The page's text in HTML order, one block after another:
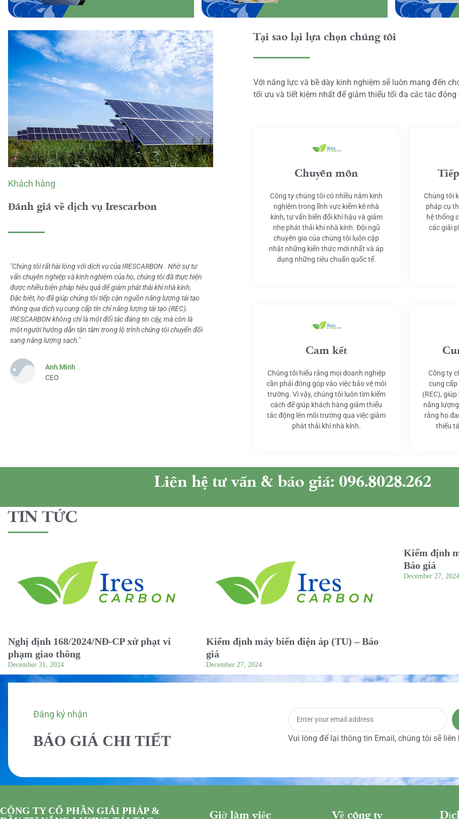
Khách hàng
Đánh giá về dịch vụ Irescarbon
"Chúng tôi rất hài lòng với dịch vụ của IRESCARBON . Nhờ sự tư
vấn chuyên nghiệp và kinh nghiệm của họ, chúng tôi đã thực hiện
được nhiều biện pháp hiệu quả để giảm phát thải khí nhà kính.
Đặc biệt, họ đã giúp chúng tôi tiếp cận nguồn năng lượng tái tạo
thông qua dịch vụ cung cấp tín chỉ năng lượng tái tạo (REC).
IRESCARBON không chỉ là một đối tác đáng tin cậy, mà còn là
một người hướng dẫn tận tâm trong lộ trình chúng tôi chuyển đổi
sang năng lượng sạch."
Anh Minh
CEO
Tại sao lại lựa chọn chúng tôi
Với năng lực và bề dày kinh nghiệm sẽ luôn mang đến
tối ưu và tiết kiệm nhất để giảm thiểu tối đa các tác
Chuyên môn
Công ty chúng tôi có nhiều năm kinh
nghiệm trong lĩnh vực kiểm kê nhà
kính, tư vấn biến đổi khí hậu và giảm
nhẹ phát thải khí nhà kính. Đội ngũ
chuyên gia của chúng tôi luôn cập
nhật những kiến thức mới nhất và áp
dụng những tiêu chuẩn quốc tế.
Chúng tôi
pháp cụ
hệ thống
các giải
Cam kết
Chúng tôi hiểu rằng mọi doanh nghiệp
cần phải đóng góp vào việc bảo vệ môi
trường. Vì vậy, chúng tôi luôn tìm kiếm
cách để giúp khách hàng giảm thiểu
tác động lên môi trường qua việc giảm
phát thải khí nhà kính.
Công ty
cung
(REC),
năng
rằng họ
thiểu
Liên hệ tư vấn & báo giá: 096.8028.262
TIN TỨC
Nghị định 168/2024/NĐ-CP xử phạt vi
phạm giao thông
December 31, 2024
Kiểm định máy biến điện áp (TU) – Báo
giá
December 27, 2024
Kiểm định
Báo giá
December 27, 2024
Đăng ký nhận
BÁO GIÁ CHI TIẾT Vui lòng để lại thông tin Email, chúng tôi sẽ liên
CÔNG TY CỔ PHẦN GIẢI PHÁP &
Giờ làm việc Về công ty